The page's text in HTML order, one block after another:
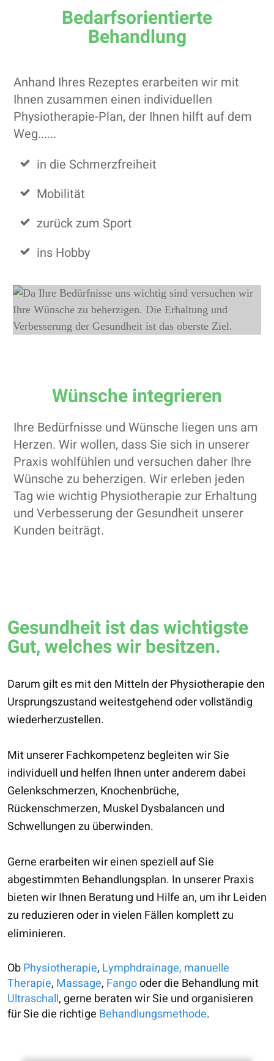
Bedarfsorientierte
Behandlung
Anhand Ihres Rezeptes erarbeiten wir mit
Ihnen zusammen einen individuellen
Physiotherapie-Plan, der Ihnen hilft auf dem
Weg......
in die Schmerzfreiheit
Mobilität
zurück zum Sport
ins Hobby
Wünsche integrieren
Ihre Bedürfnisse und Wünsche liegen uns am
Herzen. Wir wollen, dass Sie sich in unserer
Praxis wohlfühlen und versuchen daher Ihre
Wünsche zu beherzigen. Wir erleben jeden
Tag wie wichtig Physiotherapie zur Erhaltung
und Verbesserung der Gesundheit unserer
Kunden beiträgt.
Gesundheit ist das wichtigste
Gut, welches wir besitzen.
Darum gilt es mit den Mitteln der Physiotherapie den
Ursprungszustand weitestgehend oder vollständig
wiederherzustellen.
Mit unserer Fachkompetenz begleiten wir Sie
individuell und helfen Ihnen unter anderem dabei
Gelenkschmerzen, Knochenbrüche,
Rückenschmerzen, Muskel Dysbalancen und
Schwellungen zu überwinden.
Gerne erarbeiten wir einen speziell auf Sie
abgestimmten Behandlungsplan. In unserer Praxis
bieten wir Ihnen Beratung und Hilfe an, um ihr Leiden
zu reduzieren oder in vielen Fällen komplett zu
eliminieren.
ObPhysiotherapie, Lymphdrainage, manuelle
Therapie, Massage, Fangooder die Behandlung mit
Ultraschall, gerne beraten wir Sie und organisieren
für Sie die richtige Behandlungsmethode.